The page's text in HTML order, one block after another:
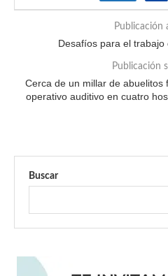
Publicación
Desafíos para el trabajo
Publicación
Cerca de un millar de abuelitos
operativo auditivo en cuatro
Buscar